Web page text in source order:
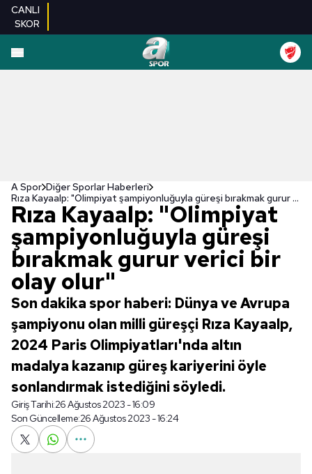
CANLI
SKOR
A Spor Diğer Sporlar Haberleri
Rıza Kayaalp: "Olimpiyat şampiyonluğuyla güreşi bırakmak gurur verici bir olay olur"
Rıza Kayaalp: "Olimpiyat
şampiyonluğuyla güreşi
bırakmak gurur verici bir
olay olur"
Son dakika spor haberi: Dünya ve Avrupa
şampiyonu olan milli güreşçi Rıza Kayaalp,
2024 Paris Olimpiyatları'nda altın
madalya kazanıp güreş kariyerini öyle
sonlandırmak istediğini söyledi.
Giriş Tarihi:26 Ağustos 2023 - 16:09
Son Güncelleme:26 Ağustos 2023 - 16:24